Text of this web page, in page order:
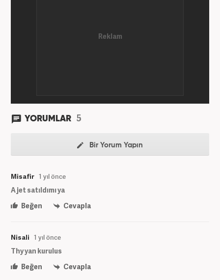
YORUMLAR 5
Bir Yorum Yapın
Misafir 1 yıl önce
A jet satıldımı ya
Beğen
Cevapla
Nisali 1 yıl önce
Thy yan kurulus
Beğen
Cevapla